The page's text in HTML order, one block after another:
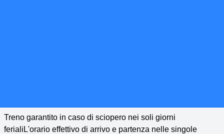
Treno garantito in caso di sciopero nei soli giorni
ferialiL'orario effettivo di arrivo e partenza nelle singole